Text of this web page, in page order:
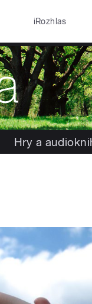
iRozhlas
Hry a